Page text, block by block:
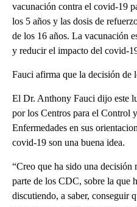
vacunación contra el covid-19
los 5 años y las dosis de
de los 16 años. La vacunación
y reducir el impacto del covid-
Fauci afirma que la decisión de
El Dr. Anthony Fauci dijo este
por los Centros para el Control
Enfermedades en sus
covid-19 son una buena idea.
“Creo que ha sido una decisión
parte de los CDC, sobre la que
discutiendo, a saber, conseguir